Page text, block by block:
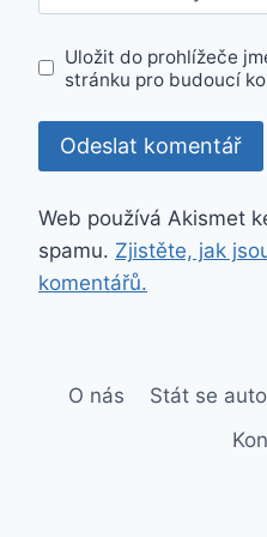
Uložit do prohlížeče
stránku pro budoucí
Web používá Akismet
spamu. Zjistěte, jak
komentářů.
O nás Stát se